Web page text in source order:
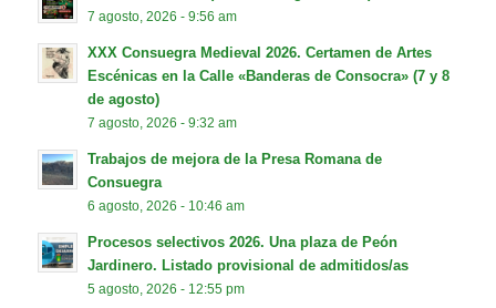
7 agosto, 2026 - 9:56 am
XXX Consuegra Medieval 2026. Certamen de Artes
Escénicas en la Calle «Banderas de Consocra» (7 y 8
de agosto)
7 agosto, 2026 - 9:32 am
Trabajos de mejora de la Presa Romana de
Consuegra
6 agosto, 2026 - 10:46 am
Procesos selectivos 2026. Una plaza de Peón
Jardinero. Listado provisional de admitidos/as
5 agosto, 2026 - 12:55 pm